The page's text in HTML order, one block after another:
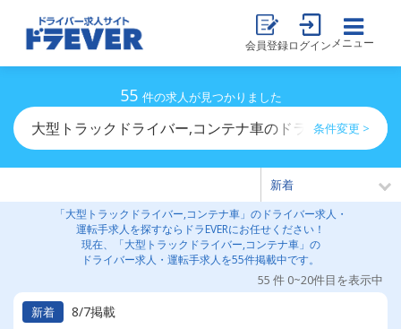
会員登録ログイン メニュー
55 件の求人が見つかりました
大型トラックドライバー,コンテナ車のドライバー求人・
条件変更 >
「大型トラックドライバー,コンテナ車」のドライバー求人・
運転手求人を探すならドラEVERにお任せください！
現在、「大型トラックドライバー,コンテナ車」の
ドライバー求人・運転手求人を55件掲載中です。
55 件 0~20件目を表示中
新着
8/7掲載